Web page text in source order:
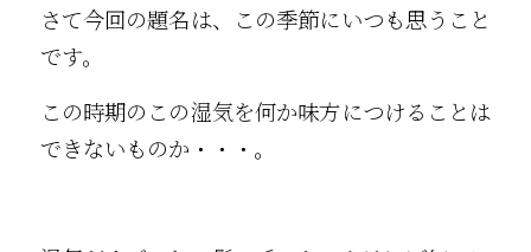
さて今回の題名は、この季節にいつも思うこと
です。
この時期のこの湿気を何か味方につけることは
できないものか・・・。